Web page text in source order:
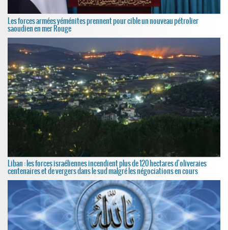
Les forces armées yéménites prennent pour cible un nouveau pétrolier
saoudien en mer Rouge
Liban : les forces israéliennes incendient plus de 120 hectares d'oliveraies
centenaires et de vergers dans le sud malgré les négociations en cours